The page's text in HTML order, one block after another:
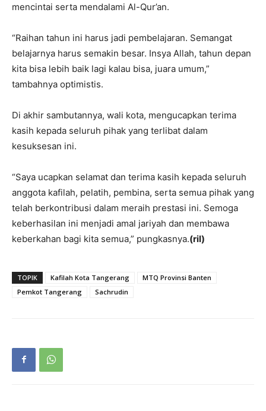
mencintai serta mendalami Al-Qur’an.
“Raihan tahun ini harus jadi pembelajaran. Semangat
belajarnya harus semakin besar. Insya Allah, tahun depan
kita bisa lebih baik lagi kalau bisa, juara umum,”
tambahnya optimistis.
Di akhir sambutannya, wali kota, mengucapkan terima
kasih kepada seluruh pihak yang terlibat dalam
kesuksesan ini.
“Saya ucapkan selamat dan terima kasih kepada seluruh
anggota kafilah, pelatih, pembina, serta semua pihak yang
telah berkontribusi dalam meraih prestasi ini. Semoga
keberhasilan ini menjadi amal jariyah dan membawa
keberkahan bagi kita semua,” pungkasnya.(ril)
TOPIK Kafilah Kota Tangerang
MTQ Provinsi Banten
Pemkot Tangerang
Sachrudin